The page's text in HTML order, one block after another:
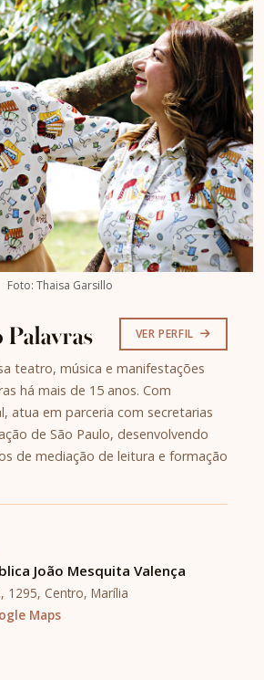
Foto: Thaisa Garsillo
VER PERFIL
teatro, música e manifestações
há mais de 15 anos. Com
atua em parceria com secretarias
de São Paulo, desenvolvendo
de mediação de leitura e formação
João Mesquita Valença
1295, Centro, Marília
Maps